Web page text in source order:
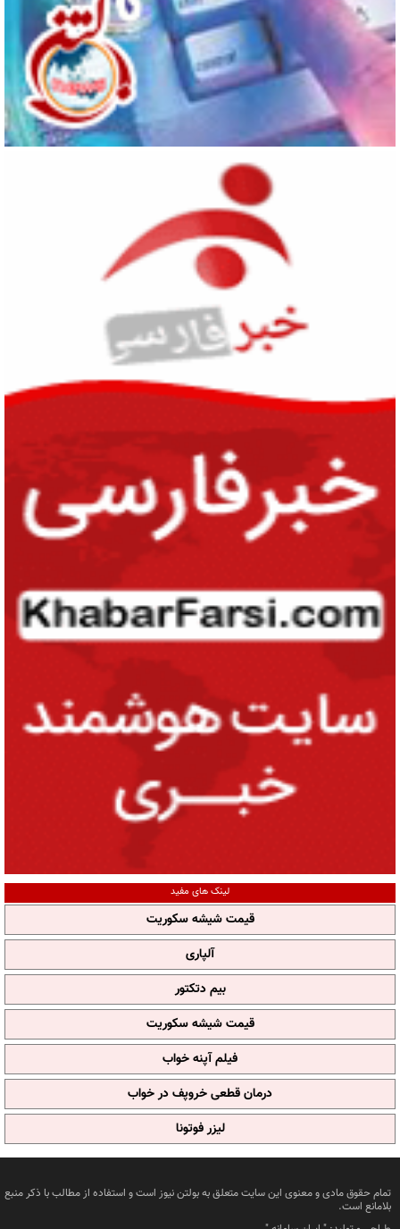
لینک های مفید
قیمت شیشه سکوریت
آلپاری
بیم دتکتور
قیمت شیشه سکوریت
فیلم آپنه خواب
درمان قطعی خروپف در خواب
لیزر فوتونا
تمام حقوق مادی و معنوی این سایت متعلق به بولتن نیوز است و استفاده از مطالب با ذکر منبع
بلامانع است.